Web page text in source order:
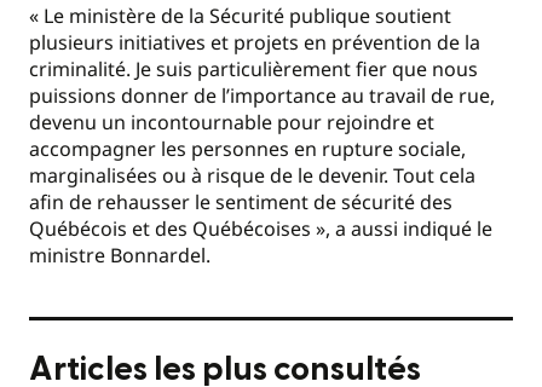
« Le ministère de la Sécurité publique soutient
plusieurs initiatives et projets en prévention de la
criminalité. Je suis particulièrement fier que nous
puissions donner de l’importance au travail de rue,
devenu un incontournable pour rejoindre et
accompagner les personnes en rupture sociale,
marginalisées ou à risque de le devenir. Tout cela
afin de rehausser le sentiment de sécurité des
Québécois et des Québécoises », a aussi indiqué le
ministre Bonnardel.
Articles les plus consultés